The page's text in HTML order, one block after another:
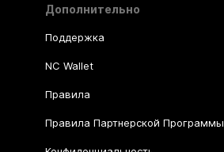
Дополнительно
Поддержка
NC Wallet
Правила
Правила Партнерской Программы